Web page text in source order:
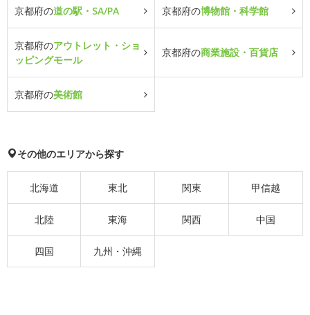
京都府の道の駅・SA/PA 京都府の博物館・科学館
京都府のアウトレット・ショ
ッピングモール
京都府の商業施設・百貨店
京都府の美術館
その他のエリアから探す
北海道 東北 関東 甲信越
北陸 東海 関西 中国
四国 九州・沖縄